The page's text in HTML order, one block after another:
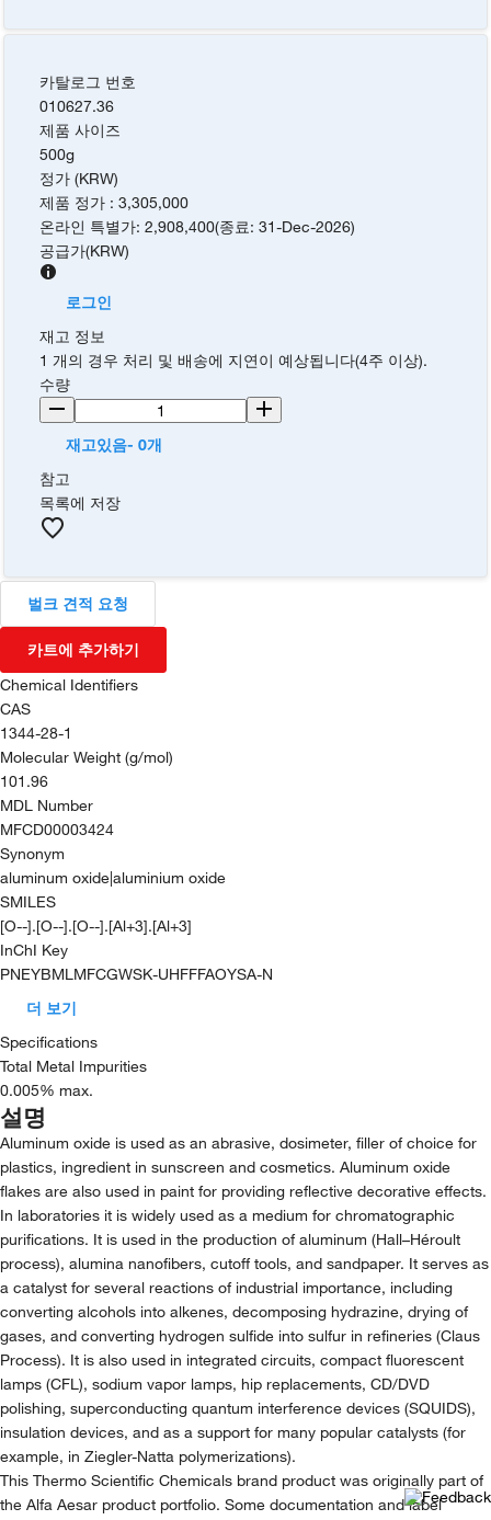
카탈로그 번호
010627.36
제품 사이즈
500g
정가 (KRW)
제품 정가 :3,305,000
온라인 특별가:2,908,400(종료:31-Dec-2026)
공급가(KRW)
로그인
재고 정보
1 개의 경우 처리 및 배송에 지연이 예상됩니다(4주 이상).
수량
재고있음- 0개
참고
목록에 저장
벌크 견적 요청
카트에 추가하기
Chemical Identifiers
CAS
1344-28-1
Molecular Weight (g/mol)
101.96
MDL Number
MFCD00003424
Synonym
aluminum oxide|aluminium oxide
SMILES
[O--].[O--].[O--].[Al+3].[Al+3]
InChI Key
PNEYBMLMFCGWSK-UHFFFAOYSA-N
더 보기
Specifications
Total Metal Impurities
0.005% max.
설명
Aluminum oxide is used as an abrasive, dosimeter, filler of choice for
plastics, ingredient in sunscreen and cosmetics. Aluminum oxide
flakes are also used in paint for providing reflective decorative effects.
In laboratories it is widely used as a medium for chromatographic
purifications. It is used in the production of aluminum (Hall–Héroult
process), alumina nanofibers, cutoff tools, and sandpaper. It serves as
a catalyst for several reactions of industrial importance, including
converting alcohols into alkenes, decomposing hydrazine, drying of
gases, and converting hydrogen sulfide into sulfur in refineries (Claus
Process). It is also used in integrated circuits, compact fluorescent
lamps (CFL), sodium vapor lamps, hip replacements, CD/DVD
polishing, superconducting quantum interference devices (SQUIDS),
insulation devices, and as a support for many popular catalysts (for
example, in Ziegler-Natta polymerizations).
This Thermo Scientific Chemicals brand product was originally part of
the Alfa Aesar product portfolio. Some documentation and label